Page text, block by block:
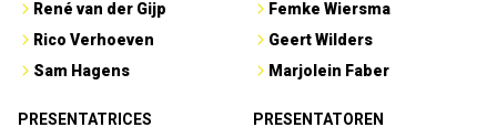
René van der Gijp
Rico Verhoeven
Sam Hagens
Femke Wiersma
Geert Wilders
Marjolein Faber
PRESENTATRICES
PRESENTATOREN